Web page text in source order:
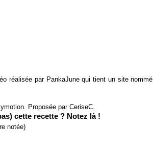
réalisée par PankaJune qui tient un site nommé
Proposée par CeriseC.
cette recette ? Notez là !
notée)